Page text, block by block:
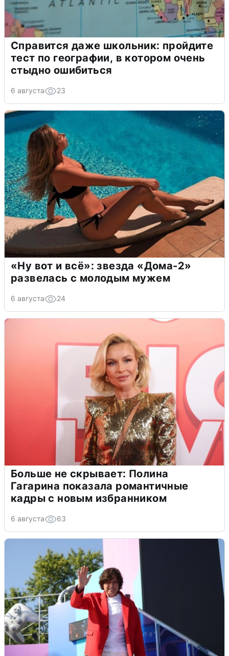
Справится даже школьник: пройдите
тест по географии, в котором очень
стыдно ошибиться
6 августа 23
«Ну вот и всё»: звезда «Дома-2»
развелась с молодым мужем
6 августа 24
Больше не скрывает: Полина
Гагарина показала романтичные
кадры с новым избранником
6 августа 63